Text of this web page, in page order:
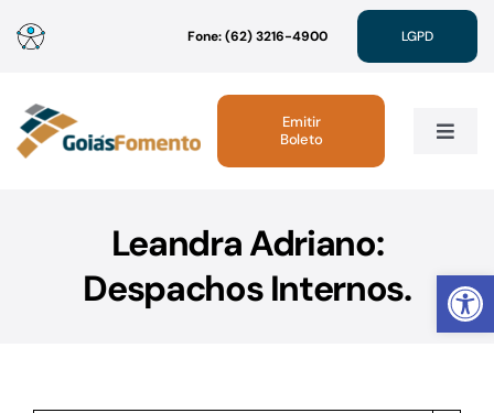
Abrir
para
conteúdo
Fone: (62) 3216-4900 LGPD
Toggle
Linhas de Crédito
Emitir
Boleto
Leandra Adriano:
Despachos Internos.